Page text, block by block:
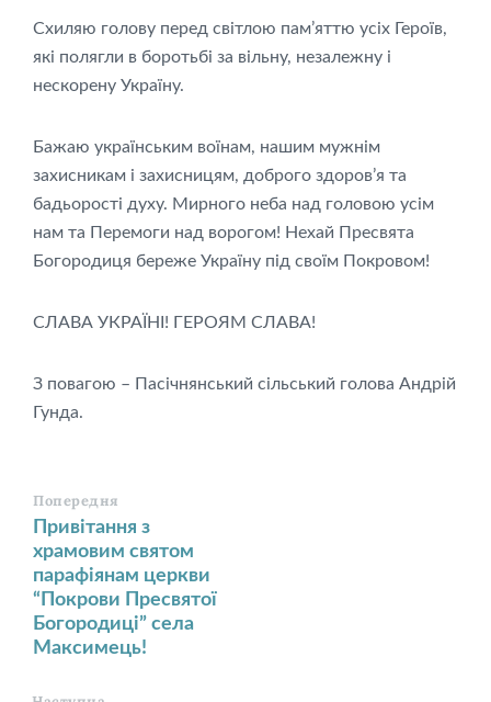
Схиляю голову перед світлою пам’яттю усіх Героїв,
які полягли в боротьбі за вільну, незалежну і
нескорену Україну.
Бажаю українським воїнам, нашим мужнім
захисникам і захисницям, доброго здоров’я та
бадьорості духу. Мирного неба над головою усім
нам та Перемоги над ворогом! Нехай Пресвята
Богородиця береже Україну під своїм Покровом!
СЛАВА УКРАЇНІ! ГЕРОЯМ СЛАВА!
З повагою – Пасічнянський сільський голова Андрій
Гунда.
Попередня
Привітання з
храмовим святом
парафіянам церкви
“Покрови Пресвятої
Богородиці” села
Максимець!